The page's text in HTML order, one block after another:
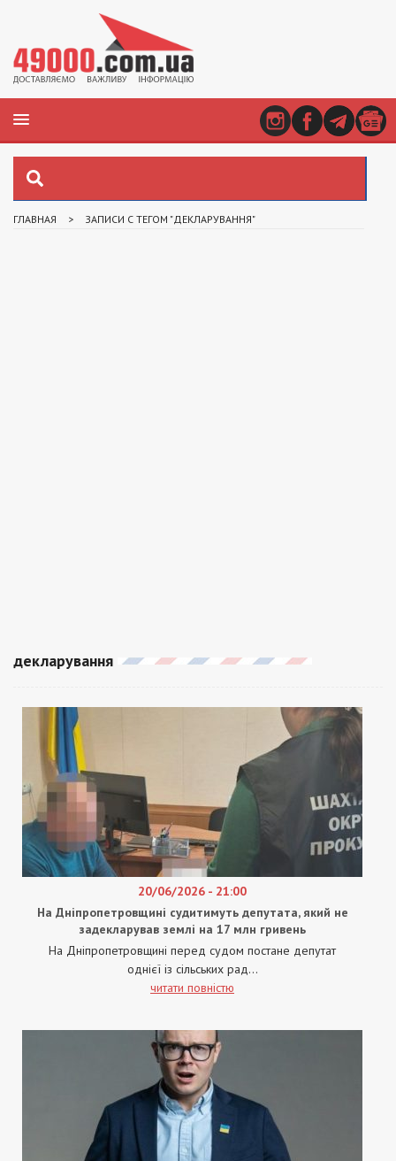
ГЛАВНАЯ > ЗАПИСИ С ТЕГОМ "ДЕКЛАРУВАННЯ"
декларування
20/06/2026 - 21:00
На Дніпропетровщині судитимуть депутата, який не
задекларував землі на 17 млн гривень
На Дніпропетровщині перед судом постане депутат
однієї із сільських рад...
читати повністю